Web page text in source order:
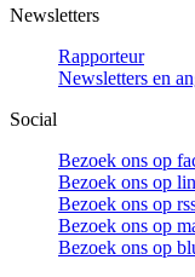
Newsletters
Rapporteur
Newsletters en
Social
Bezoek ons op
Bezoek ons op
Bezoek ons op
Bezoek ons op
Bezoek ons op